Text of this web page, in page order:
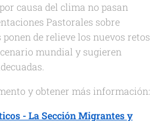
causa del clima no pasan
Pastorales sobre
de relieve los nuevos retos
mundial y sugieren
y obtener más información:
- La Sección Migrantes y